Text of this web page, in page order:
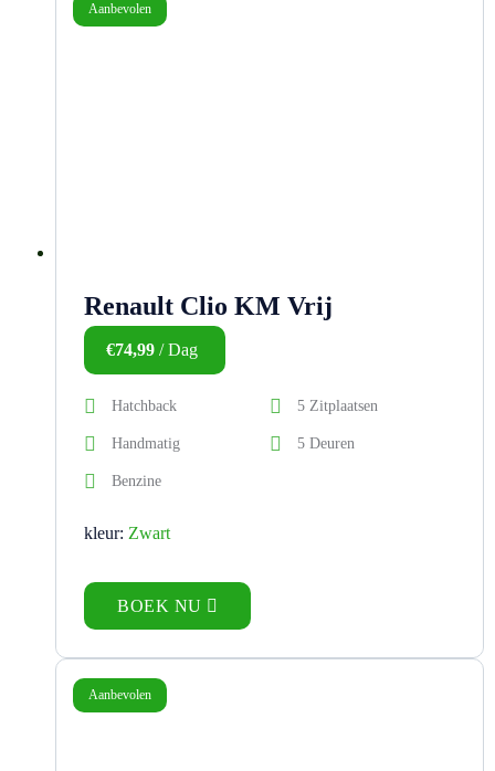
Aanbevolen
Renault Clio KM Vrij
€74,99 / Dag
Hatchback 5 Zitplaatsen
Handmatig 5 Deuren
Benzine
kleur: Zwart
BOEK NU
Aanbevolen